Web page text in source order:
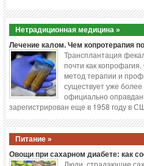
Нетрадиционная медицина »
Лечение калом. Чем копротерапия
Трансплантация
почти как
метод терапии и
существует уже
официально
зарегистрирован еще в 1958 году в
Питание »
Овощи при сахарном диабете: как